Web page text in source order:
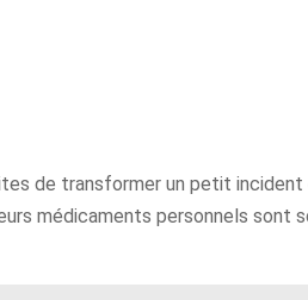
de transformer un petit incident
médicaments personnels sont